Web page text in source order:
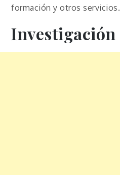
formación y otros servicios.
Investigación